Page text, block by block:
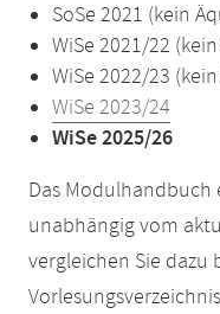
SoSe 2021 (kein
WiSe 2021/22
WiSe 2022/23
WiSe 2023/24
WiSe 2025/26
Das
unabhängig vom
vergleichen Sie dazu